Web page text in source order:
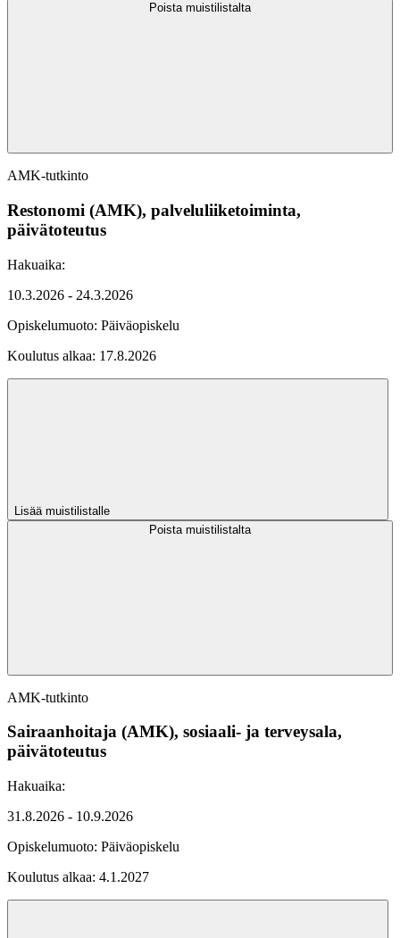
Poista muistilistalta
AMK-tutkinto
Restonomi (AMK), palveluliiketoiminta,
päivätoteutus
Hakuaika:
10.3.2026 - 24.3.2026
Opiskelumuoto: Päiväopiskelu
Koulutus alkaa: 17.8.2026
Lisää muistilistalle
Poista muistilistalta
AMK-tutkinto
Sairaanhoitaja (AMK), sosiaali- ja terveysala,
päivätoteutus
Hakuaika:
31.8.2026 - 10.9.2026
Opiskelumuoto: Päiväopiskelu
Koulutus alkaa: 4.1.2027